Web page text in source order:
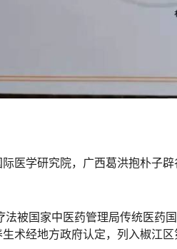
医学研究院，广西葛洪抱朴子
法被国家中医药管理局传统医药
术经地方政府认定，列入椒江区